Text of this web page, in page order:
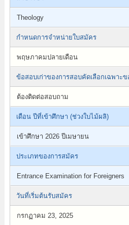
Theology
กำหนดการจำหน่ายใบสมัคร
พฤษภาคมปลายเดือน
ข้อสอบเก่าของการสอบคัดเลือกเฉพาะ
ต้องติดต่อสอบถาม
เดือน ปีที่เข้าศึกษา (ช่วงใบไม้ผลิ)
เข้าศึกษา 2026 ปีเมษายน
ประเภทของการสมัคร
Entrance Examination for Foreigners
วันที่เริ่มต้นรับสมัคร
กรกฏาคม 23, 2025